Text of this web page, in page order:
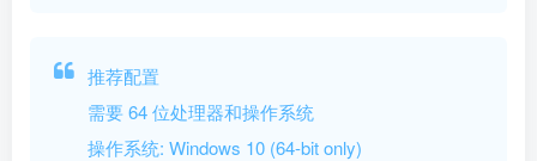
推荐配置
需要 64 位处理器和操作系统
操作系统: Windows 10 (64-bit only)